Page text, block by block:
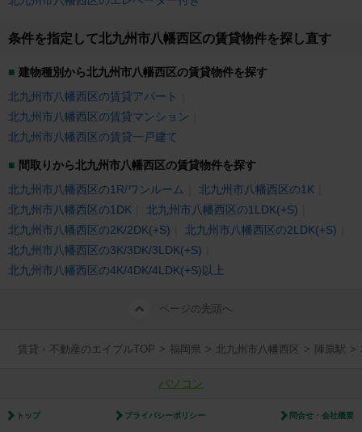
条件を指定して北九州市八幡西区の賃貸物件を探し直す
建物種別から北九州市八幡西区の賃貸物件を探す
北九州市八幡西区の賃貸アパート
北九州市八幡西区の賃貸マンション
北九州市八幡西区の賃貸一戸建て
間取りから北九州市八幡西区の賃貸物件を探す
北九州市八幡西区の1R/ワンルーム
北九州市八幡西区の1K
北九州市八幡西区の1DK
北九州市八幡西区の1LDK(+S)
北九州市八幡西区の2K/2DK(+S)
北九州市八幡西区の2LDK(+S)
北九州市八幡西区の3K/3DK/3LDK(+S)
北九州市八幡西区の4K/4DK/4LDK(+S)以上
ページの先頭へ
賃貸・不動産のエイブルTOP > 福岡県 > 北九州市八幡西区 > 陣原駅 >
パソコン
トップ プライバシーポリシー 問合せ・会社概要